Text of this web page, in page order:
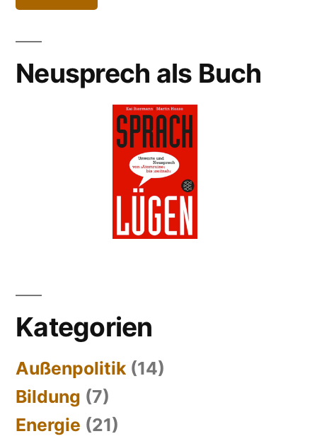
Neusprech als Buch
Kategorien
Außenpolitik (14)
Bildung (7)
Energie (21)